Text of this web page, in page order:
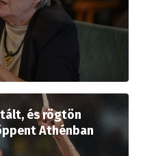
és rögtön
Athénban